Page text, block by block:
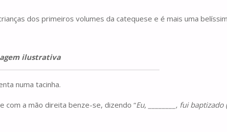
dos primeiros volumes da catequese e é mais uma
ilustrativa
numa tacinha.
com a mão direita benze-se, dizendo “Eu, ________, fui